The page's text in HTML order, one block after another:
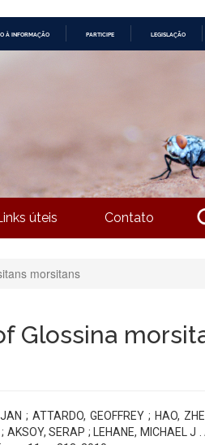
À INFORMAÇÃO PARTICIPE LEGISLAÇÃO
úteis Contato
morsitans
Glossina
; ATTARDO, GEOFFREY ; HAO,
AKSOY, SERAP ; LEHANE, MICHAEL J